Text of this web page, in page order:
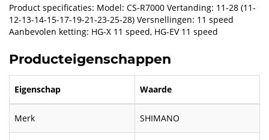
Product specificaties: Model: CS-R7000 Vertanding: 11-28 (11-
12-13-14-15-17-19-21-23-25-28) Versnellingen: 11 speed
Aanbevolen ketting: HG-X 11 speed, HG-EV 11 speed
Producteigenschappen
Eigenschap Waarde
Merk SHIMANO